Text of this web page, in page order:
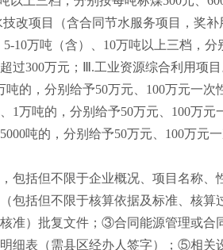
改项目（含合同节水服务项目，奖
10万吨（含）、10万吨以上三档，
过300万元；Ⅲ.工业资源综合利用项
吨的，分别给予50万元、100万元一
1万吨的，分别给予50万元、100万
吨的，分别给予50万元、100万
包括但不限于企业概况、项目名称、
包括但不限于核算依据及标准、核算
准）批复文件；③合同能源管理或合
细表（需县区经办人签字）；⑤相关